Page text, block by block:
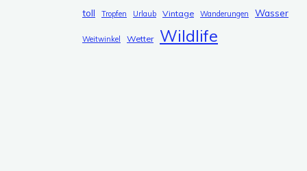
toll Tropfen Urlaub Vintage Wanderungen Wasser
Weitwinkel Wetter Wildlife